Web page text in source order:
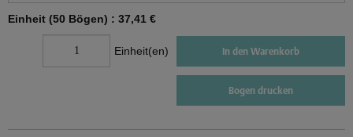
Einheit (50 Bögen) : 37,41 €
Einheit(en) In den Warenkorb
Bogen drucken